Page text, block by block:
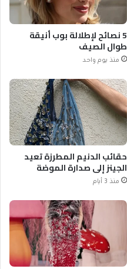
5 نصائح لإطلالة بوب أنيقة
طوال الصيف
منذ يوم واحد
حقائب الدنيم المطرزة تعيد
الجينز إلى صدارة الموضة
منذ 3 أيام